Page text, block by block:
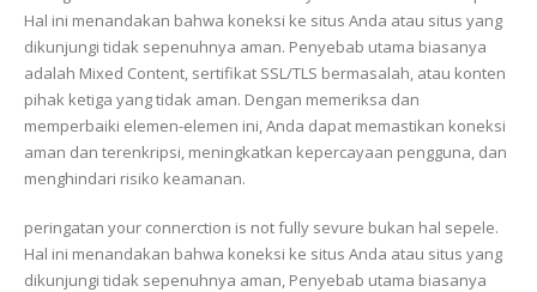
Hal ini menandakan bahwa koneksi ke situs Anda atau situs yang
dikunjungi tidak sepenuhnya aman. Penyebab utama biasanya
adalah Mixed Content, sertifikat SSL/TLS bermasalah, atau konten
pihak ketiga yang tidak aman. Dengan memeriksa dan
memperbaiki elemen-elemen ini, Anda dapat memastikan koneksi
aman dan terenkripsi, meningkatkan kepercayaan pengguna, dan
menghindari risiko keamanan.
peringatan your connerction is not fully sevure bukan hal sepele.
Hal ini menandakan bahwa koneksi ke situs Anda atau situs yang
dikunjungi tidak sepenuhnya aman, Penyebab utama biasanya